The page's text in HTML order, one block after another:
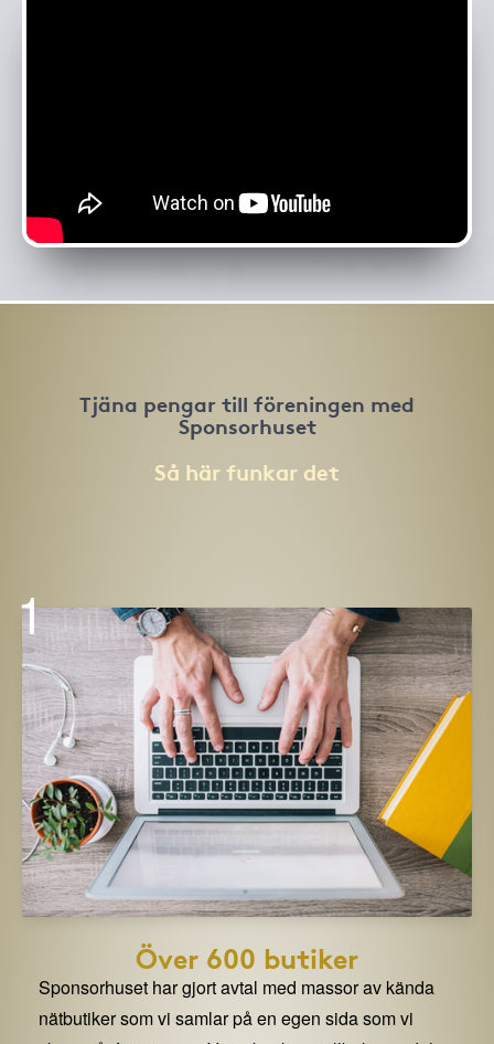
Tjäna pengar till föreningen med
Sponsorhuset
Så här funkar det
1
Över 600 butiker
Sponsorhuset har gjort avtal med massor av kända
nätbutiker som vi samlar på en egen sida som vi